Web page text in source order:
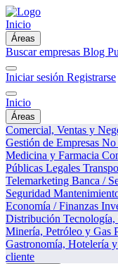
Inicio
Áreas
Buscar empresas Blog
Iniciar sesión Registrarse
Inicio
Áreas
Comercial, Ventas y
Gestión de Empresas No
Medicina y Farmacia
Públicas Legales
Telemarketing Banca /
Seguridad
Economía / Finanzas
Distribución Tecnología,
Minería, Petróleo y Gas
Gastronomía, Hotelería
cliente